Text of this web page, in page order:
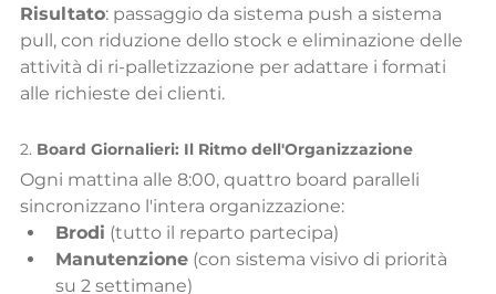
Risultato: passaggio da sistema push a sistema
pull, con riduzione dello stock e eliminazione delle
attività di ri-palletizzazione per adattare i formati
alle richieste dei clienti.
2. Board Giornalieri: Il Ritmo dell'Organizzazione
Ogni mattina alle 8:00, quattro board paralleli
sincronizzano l'intera organizzazione:
Brodi (tutto il reparto partecipa)
Manutenzione (con sistema visivo di priorità
su 2 settimane)